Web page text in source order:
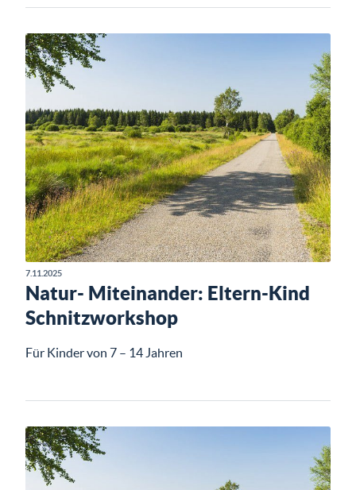
7.11.2025
Natur- Miteinander: Eltern-Kind
Schnitzworkshop
Für Kinder von 7 – 14 Jahren